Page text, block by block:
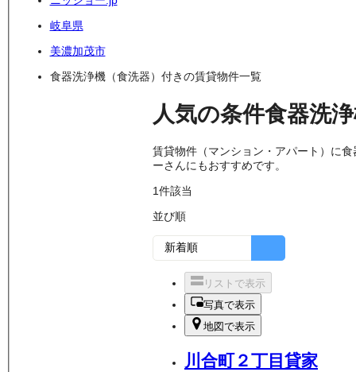
岐阜県
美濃加茂市
食器洗浄機（食洗器）付きの賃貸物件一覧
人気の条件食器洗
賃貸物件（マンション・アパート）に
ーさんにもおすすめです。
1件該当
並び順
リストで表示
写真で表示
地図で表示
川合町２丁目貸家